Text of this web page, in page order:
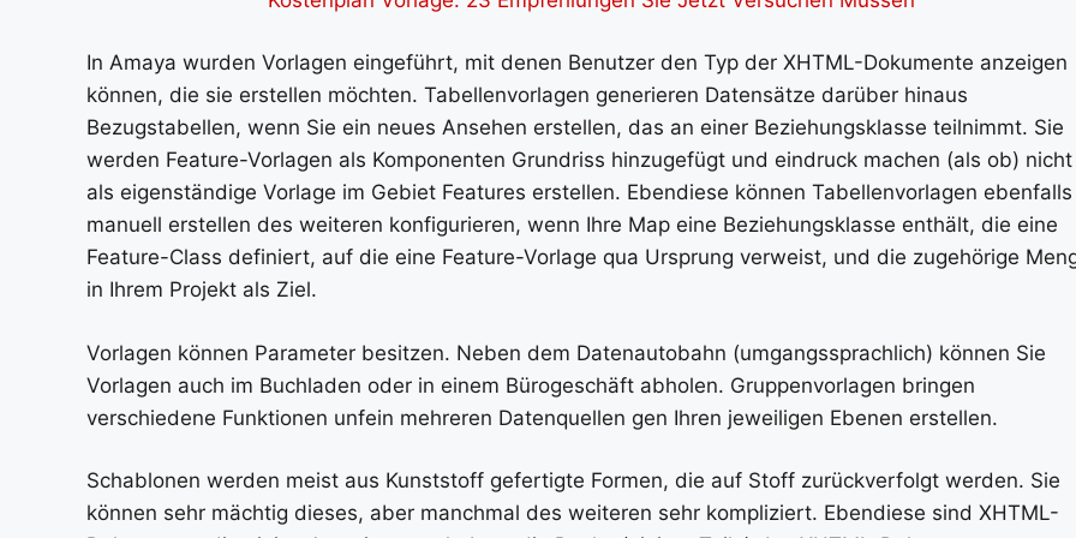
In Amaya wurden Vorlagen eingeführt, mit denen Benutzer den Typ der XHTML-Dokumente anzeigen
können, die sie erstellen möchten. Tabellenvorlagen generieren Datensätze darüber hinaus
Bezugstabellen, wenn Sie ein neues Ansehen erstellen, das an einer Beziehungsklasse teilnimmt. Sie
werden Feature-Vorlagen als Komponenten Grundriss hinzugefügt und eindruck machen (als ob) nicht
als eigenständige Vorlage im Gebiet Features erstellen. Ebendiese können Tabellenvorlagen ebenfalls
manuell erstellen des weiteren konfigurieren, wenn Ihre Map eine Beziehungsklasse enthält, die eine
Feature-Class definiert, auf die eine Feature-Vorlage qua Ursprung verweist, und die zugehörige
in Ihrem Projekt als Ziel.
Vorlagen können Parameter besitzen. Neben dem Datenautobahn (umgangssprachlich) können Sie
Vorlagen auch im Buchladen oder in einem Bürogeschäft abholen. Gruppenvorlagen bringen
verschiedene Funktionen unfein mehreren Datenquellen gen Ihren jeweiligen Ebenen erstellen.
Schablonen werden meist aus Kunststoff gefertigte Formen, die auf Stoff zurückverfolgt werden. Sie
können sehr mächtig dieses, aber manchmal des weiteren sehr kompliziert. Ebendiese sind XHTML-